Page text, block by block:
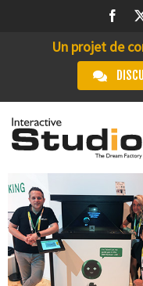
Un projet de
ACCUEIL
STUDIO IA
L’AGENCE